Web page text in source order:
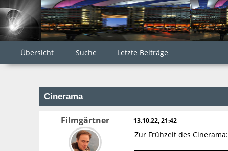
Übersicht Suche Letzte Beiträge
Cinerama
Filmgärtner 13.10.22, 21:42
Zur Frühzeit des Cinerama: